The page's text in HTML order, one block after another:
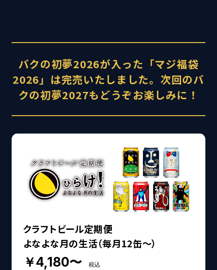
バクの初夢2026が入った「マジ福袋
2026」は完売いたしました。次回のバ
クの初夢2027もどうぞお楽しみに！
クラフトビール定期便
よなよな月の生活（毎月12缶～）
￥4,180〜 税込